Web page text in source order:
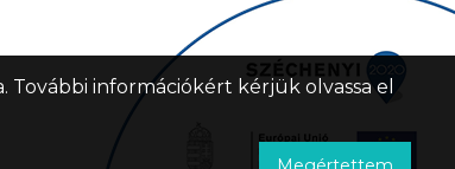
információkért kérjük olvassa el